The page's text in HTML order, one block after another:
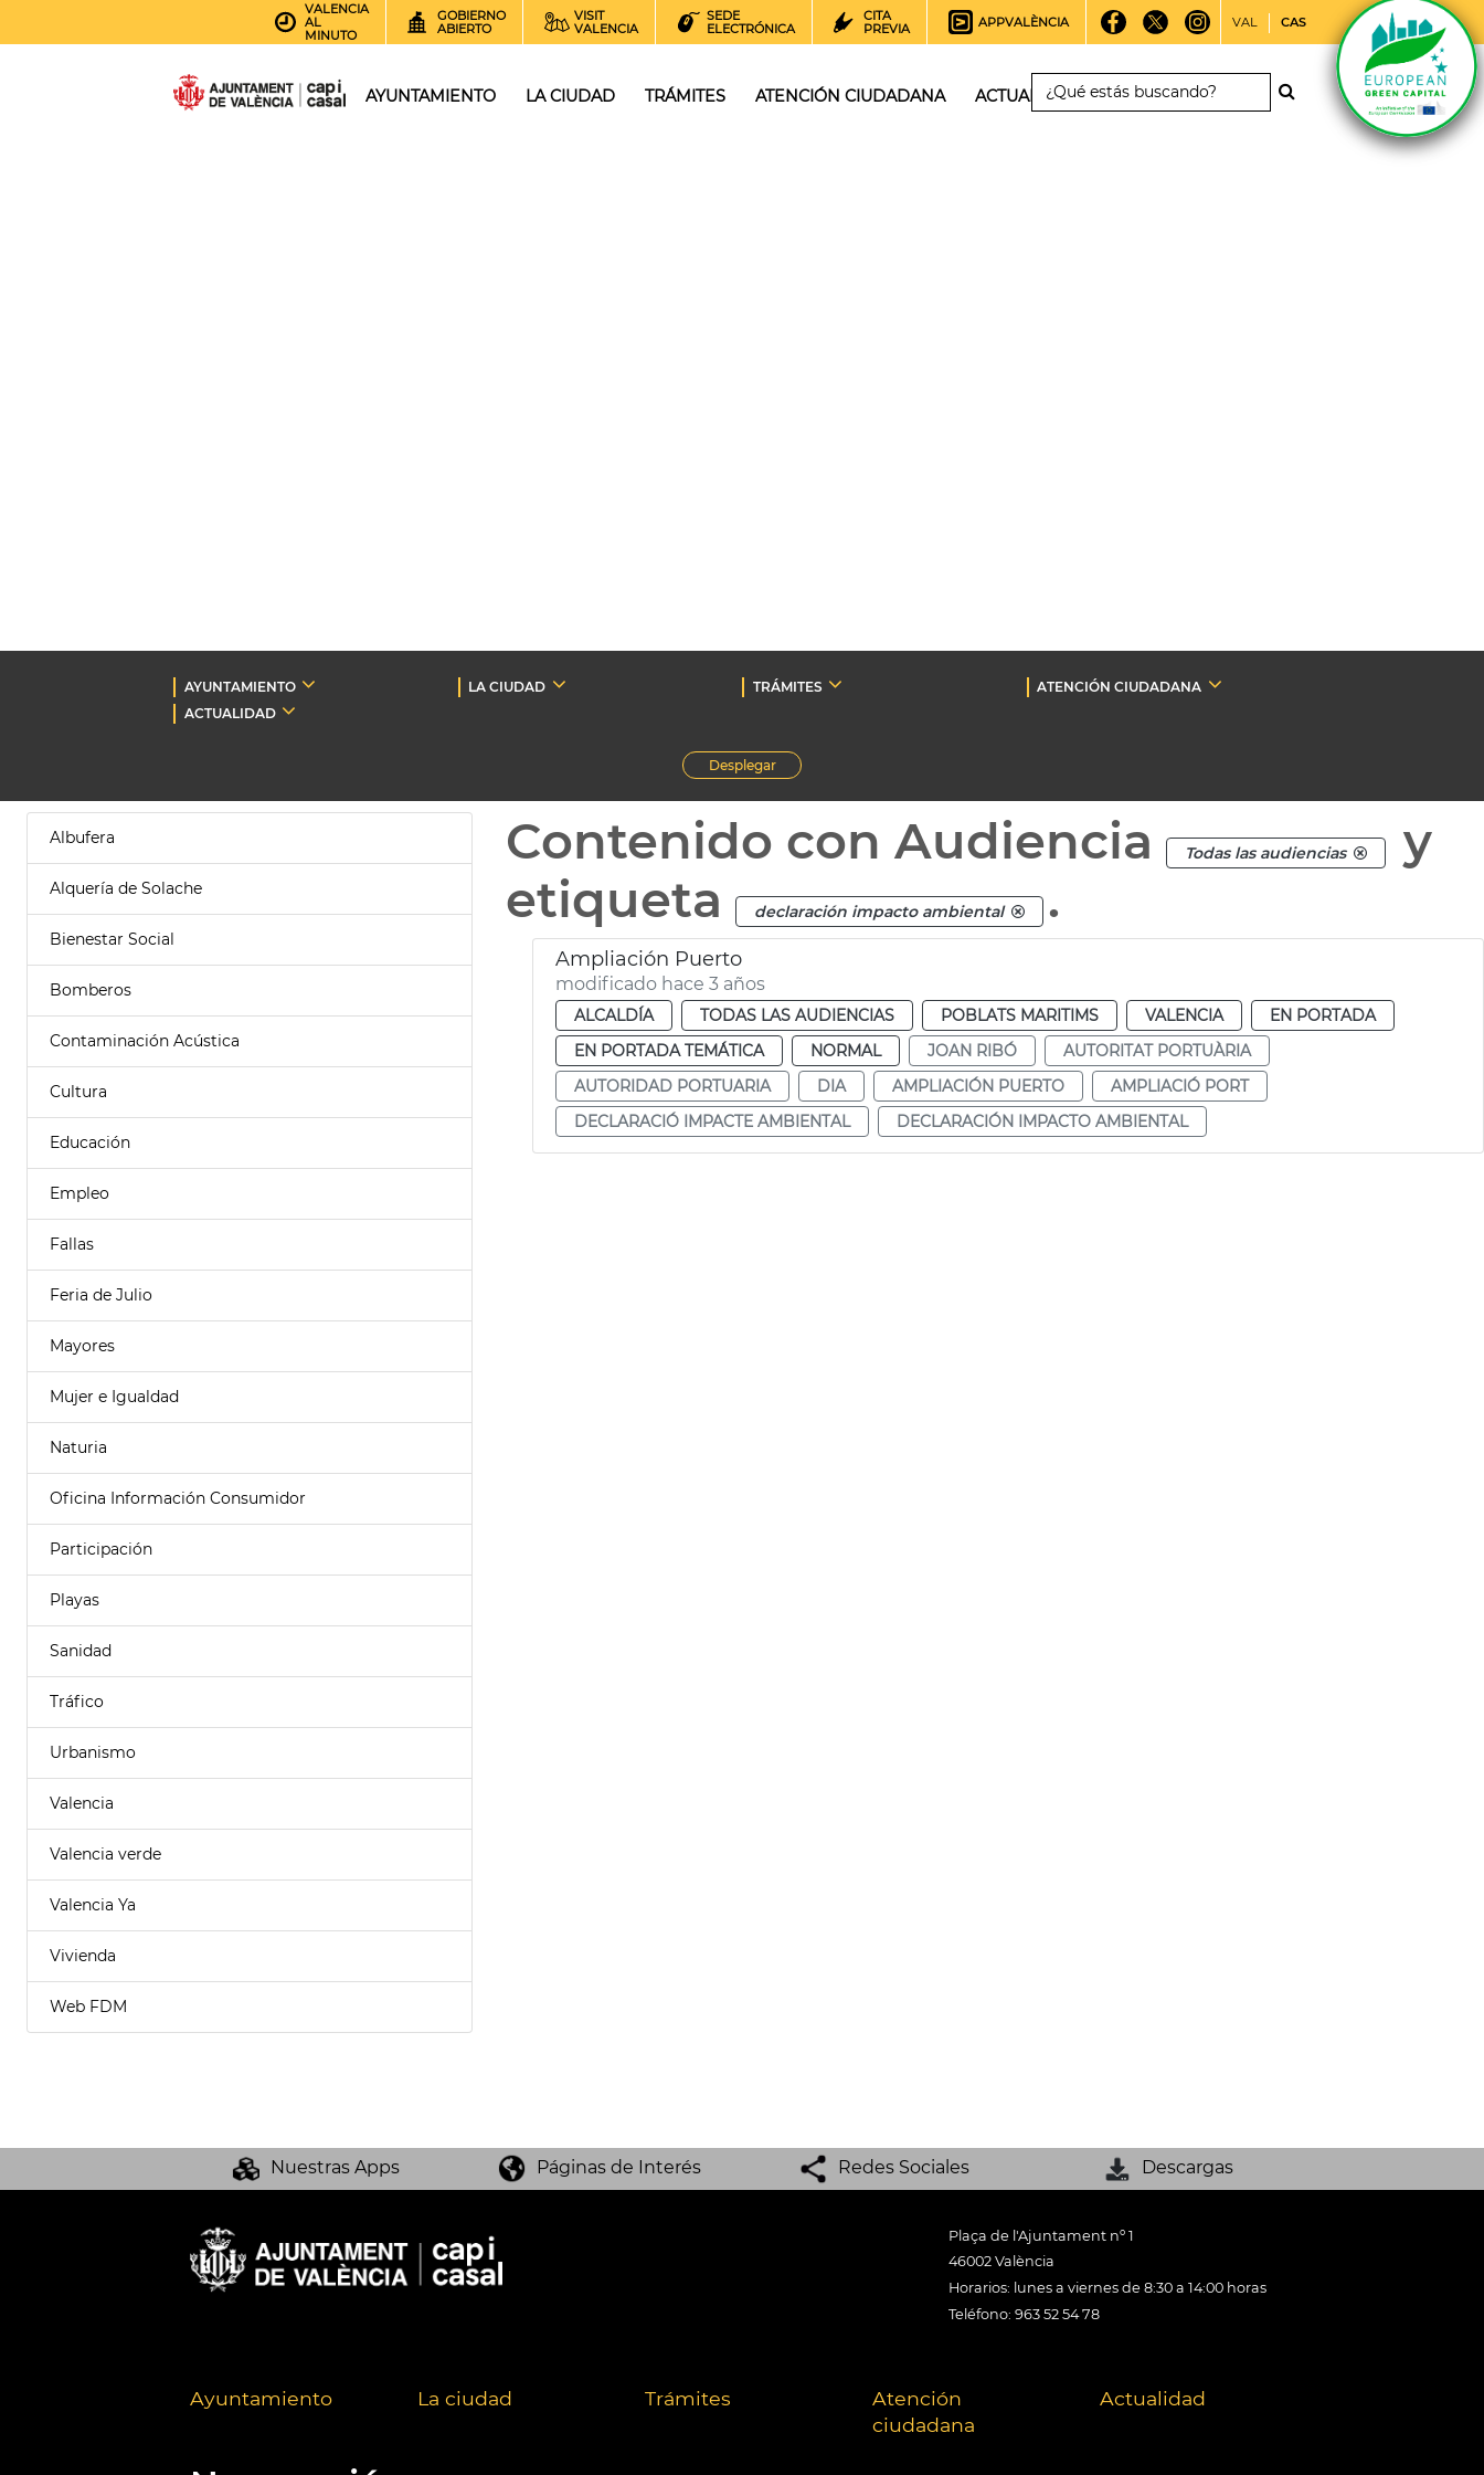
VALENCIA
AL
MINUTO
GOBIERNO
ABIERTO
VISIT
VALENCIA
SEDE
ELECTRÓNICA
CITA
PREVIA
APPVALÈNCIA VAL CAS
AYUNTAMIENTO LA CIUDAD TRÁMITES ATENCIÓN CIUDADANA ACTUALIDAD
AYUNTAMIENTO LA CIUDAD TRÁMITES
ATENCIÓN CIUDADANA
ACTUALIDAD
Desplegar
Albufera
Alquería de Solache
Bienestar Social
Bomberos
Contaminación Acústica
Cultura
Educación
Empleo
Fallas
Feria de Julio
Mayores
Mujer e Igualdad
Naturia
Oficina Información Consumidor
Participación
Playas
Sanidad
Tráfico
Urbanismo
Valencia
Valencia verde
Valencia Ya
Vivienda
Web FDM
Contenido con Audiencia Todas las audiencias
y
etiqueta
declaración impacto ambiental .
Ampliación Puerto
modificado hace 3 años
ALCALDÍA TODAS LAS AUDIENCIAS POBLATS MARITIMS VALENCIA
EN PORTADA
EN PORTADA TEMÁTICA
NORMAL JOAN RIBÓ
AUTORITAT PORTUÀRIA
AUTORIDAD PORTUARIA
DIA AMPLIACIÓN PUERTO
AMPLIACIÓ PORT
DECLARACIÓ IMPACTE AMBIENTAL
DECLARACIÓN IMPACTO AMBIENTAL
Nuestras Apps Páginas de Interés Redes Sociales Descargas
Plaça de l'Ajuntament nº 1
46002 València
Horarios: lunes a viernes de 8:30 a 14:00 horas
Teléfono: 963 52 54 78
Ayuntamiento La ciudad Trámites
Atención
ciudadana
Actualidad